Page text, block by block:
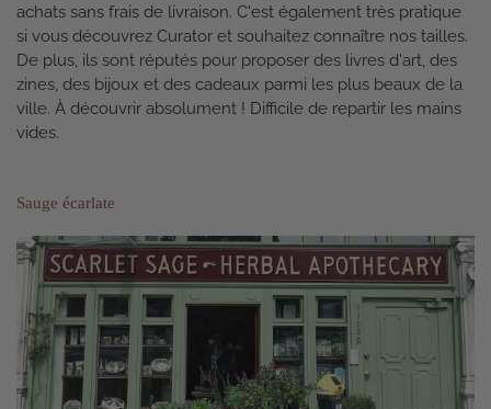
achats sans frais de livraison. C'est également très pratique
si vous découvrez Curator et souhaitez connaître nos tailles.
De plus, ils sont réputés pour proposer des livres d'art, des
zines, des bijoux et des cadeaux parmi les plus beaux de la
ville. À découvrir absolument ! Difficile de repartir les mains
vides.
Sauge écarlate